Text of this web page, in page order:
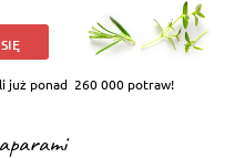
już ponad 260 000 potraw!